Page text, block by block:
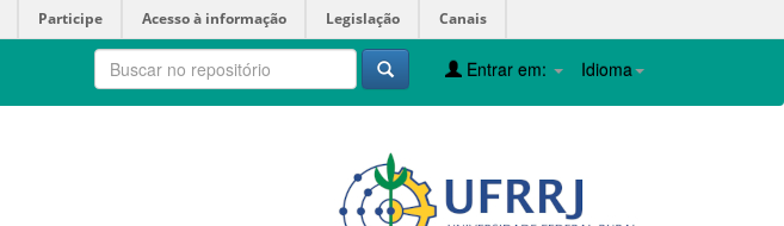
Participe Acesso à informação Legislação Canais
Idioma
Entrar em: